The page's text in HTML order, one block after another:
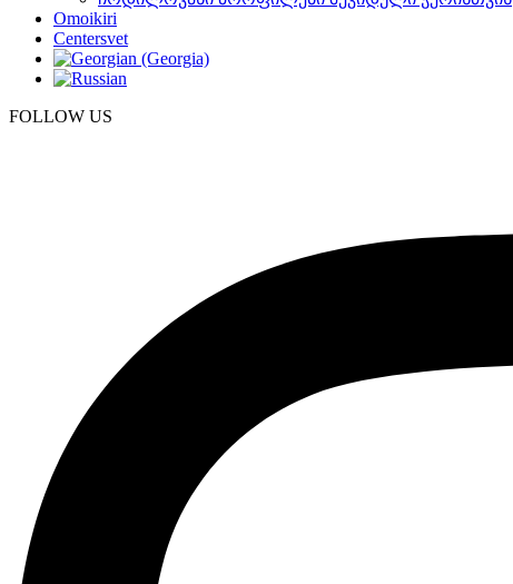
Omoikiri
Centersvet
FOLLOW US